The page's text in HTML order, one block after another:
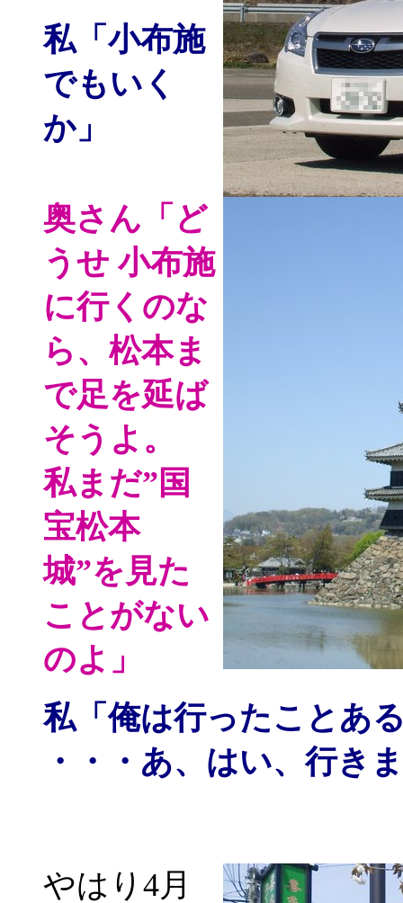
私「小布施
でもいく
か」
奥さん 「ど
うせ 小布施
に行くのな
ら、松本ま
で足を延ば
そうよ。
私まだ”国
宝松本
城”を見た
ことがない
のよ」
私「俺は行ったことあ
・・・あ、はい、行き
やはり4月